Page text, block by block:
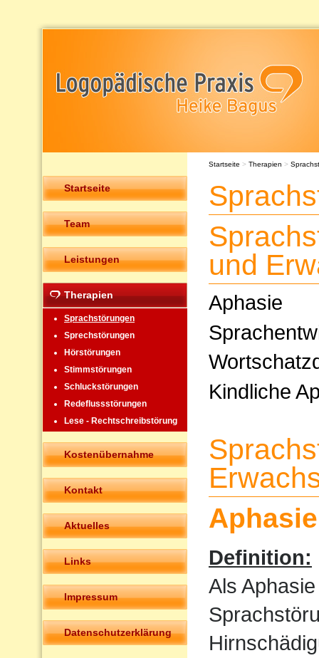
Startseite
Team
Leistungen
Therapien
Sprachstörungen
Sprechstörungen
Hörstörungen
Stimmstörungen
Schluckstörungen
Redeflussstörungen
Lese - Rechtschreibstörung
Kostenübernahme
Kontakt
Aktuelles
Links
Impressum
Datenschutzerklärung
Startseite > Therapien >
und
Aphasie
Kindliche
Aphasie
Definition:
Als